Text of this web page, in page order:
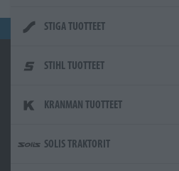
STIGA TUOTTEET
STIHL TUOTTEET
KRANMAN TUOTTEET
SOLIS TRAKTORIT